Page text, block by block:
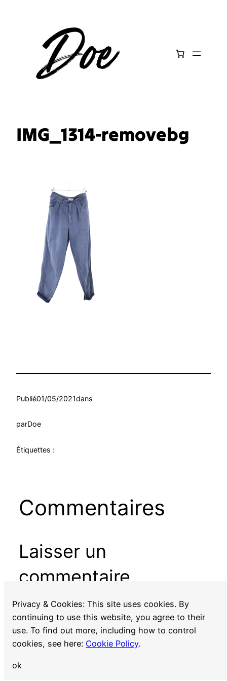
IMG_1314-removebg
Publié01/05/2021dans
parDoe
Étiquettes :
Commentaires
Laisser un
commentaire
Vous devezvous connecterpour publier un
commentaire.
Privacy & Cookies: This site uses cookies. By
continuing to use this website, you agree to their
use. To find out more, including how to control
cookies, see here: Cookie Policy.
ok